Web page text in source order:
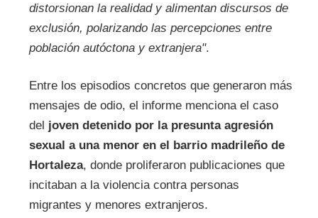
distorsionan la realidad y alimentan discursos de
exclusión, polarizando las percepciones entre
población autóctona y extranjera".
Entre los episodios concretos que generaron más
mensajes de odio, el informe menciona el caso
del joven detenido por la presunta agresión
sexual a una menor en el barrio madrileño de
Hortaleza, donde proliferaron publicaciones que
incitaban a la violencia contra personas
migrantes y menores extranjeros.